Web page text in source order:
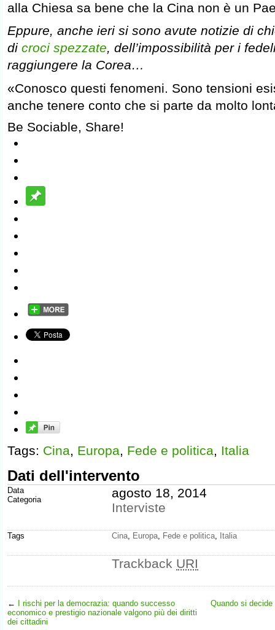
alla Chiesa sa bene che la Cina non è un
Eppure, anche ieri si sono avute notizie di
di croci spezzate, dell’impossibilità per i
raggiungere la Corea…
«Conosco questi fenomeni. Sono tensioni
anche tenere conto che si parte da molto
Be Sociable, Share!
Tags: Cina, Europa, Fede e politica, Italia
Dati dell'intervento
Data
Categoria
agosto 18, 2014
Interviste
Tags Cina Europa Fede e politica Italia
Trackback URI
←
I rischi per la democrazia: quando successo
economico e prestigio nazionale valgono più dei diritti
dei cittadini
Quando si